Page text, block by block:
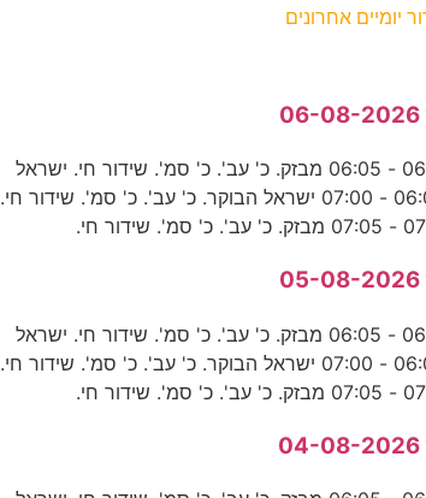
יומיים אחרונים
מבזק 06:00 - 06:05 מבזק. כ' עב'. כ' סמ'. שידור חי. ישראל
הבוקר 06:05 - 07:00 ישראל הבוקר. כ' עב'. כ' סמ'. שידור חי.
מבזק 06:00 - 06:05 מבזק. כ' עב'. כ' סמ'. שידור חי. ישראל
הבוקר 06:05 - 07:00 ישראל הבוקר. כ' עב'. כ' סמ'. שידור חי.